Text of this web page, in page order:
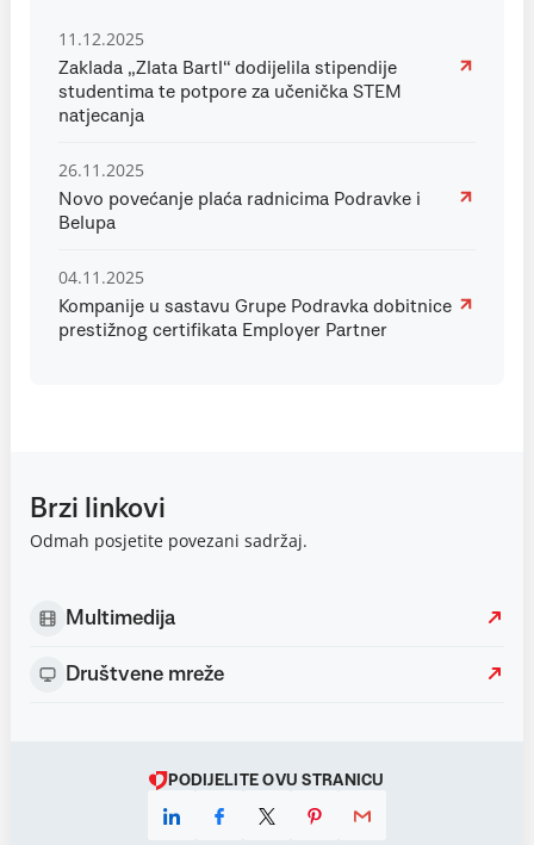
11.12.2025
Zaklada „Zlata Bartl“ dodijelila stipendije
studentima te potpore za učenička STEM
natjecanja
26.11.2025
Novo povećanje plaća radnicima Podravke i
Belupa
04.11.2025
Kompanije u sastavu Grupe Podravka dobitnice
prestižnog certifikata Employer Partner
Brzi linkovi
Odmah posjetite povezani sadržaj.
Multimedija
Društvene mreže
PODIJELITE OVU STRANICU